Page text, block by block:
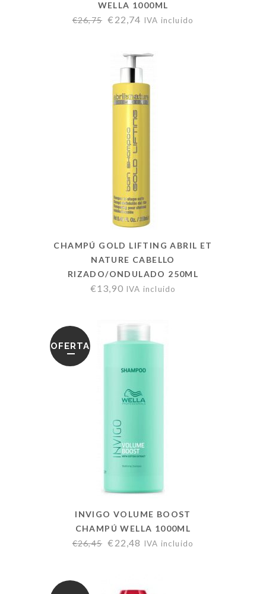
WELLA 1000ML
€26,75 € 22,74 IVA incluido
CHAMPÚ GOLD LIFTING ABRIL ET
NATURE CABELLO
RIZADO/ONDULADO 250ML
€13,90 IVA incluido
OFERTA
INVIGO VOLUME BOOST
CHAMPÚ WELLA 1000ML
€26,45 € 22,48 IVA incluido